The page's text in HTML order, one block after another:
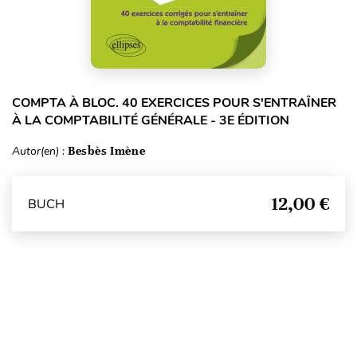
COMPTA À BLOC. 40 EXERCICES POUR S'ENTRAÎNER
À LA COMPTABILITÉ GÉNÉRALE - 3E ÉDITION
Autor(en) : Besbès Imène
BUCH 12,00 €